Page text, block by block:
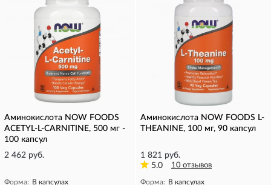
Аминокислота NOW FOODS
ACETYL-L-CARNITINE, 500 мг -
100 капсул
2 462 руб.
Форма: В капсулах
Аминокислота NOW FOODS L-
THEANINE, 100 мг, 90 капсул
1 821 руб.
5.0
10 отзывов
Форма: В капсулах